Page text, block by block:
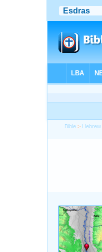
Bible > Hebrew